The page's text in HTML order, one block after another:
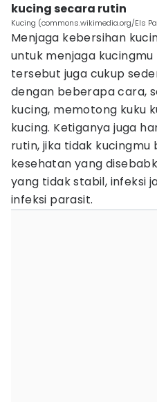
kucing secara rutin
Kucing (commons.wikimedia.org/Els
Menjaga kebersihan
untuk menjaga
tersebut juga cukup
dengan beberapa cara,
kucing, memotong kuku
kucing. Ketiganya juga
rutin, jika tidak
kesehatan yang
yang tidak stabil, infeksi
infeksi parasit.